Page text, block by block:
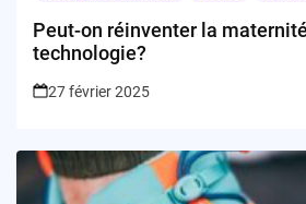
Peut-on réinventer la
technologie?
27 février 2025